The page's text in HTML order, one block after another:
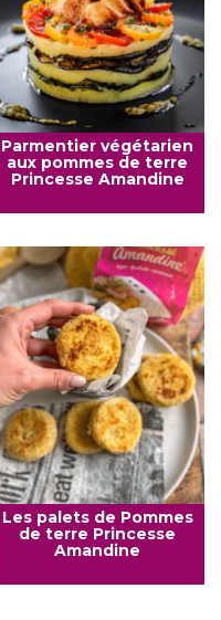
Parmentier végétarien
aux pommes de terre
Princesse Amandine
Les palets de Pommes
de terre Princesse
Amandine